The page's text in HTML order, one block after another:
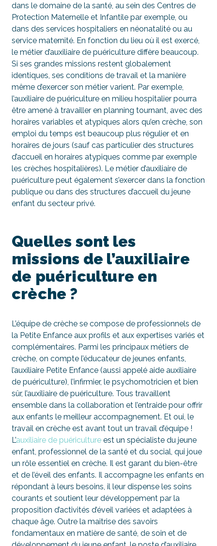
dans le domaine de la santé, au sein des Centres de
Protection Maternelle et Infantile par exemple, ou
dans des services hospitaliers en néonatalité ou au
service maternité. En fonction du lieu où il est exercé,
le métier d’auxiliaire de puériculture diffère beaucoup.
Si ses grandes missions restent globalement
identiques, ses conditions de travail et la manière
même d’exercer son métier varient. Par exemple,
l’auxiliaire de puériculture en milieu hospitalier pourra
être amené à travailler en planning tournant, avec des
horaires variables et atypiques alors qu’en crèche, son
emploi du temps est beaucoup plus régulier et en
horaires de jours (sauf cas particulier des structures
d’accueil en horaires atypiques comme par exemple
les crèches hospitalières). Le métier d’auxiliaire de
puériculture peut également s’exercer dans la fonction
publique ou dans des structures d’accueil du jeune
enfant du secteur privé.
Quelles sont les
missions de l’auxiliaire
de puériculture en
crèche ?
L’équipe de crèche se compose de professionnels de
la Petite Enfance aux profils et aux expertises variés et
complémentaires. Parmi les principaux métiers de
crèche, on compte l’éducateur de jeunes enfants,
l’auxiliaire Petite Enfance (aussi appelé aide auxiliaire
de puériculture), l’infirmier, le psychomotricien et bien
sûr, l’auxiliaire de puériculture. Tous travaillent
ensemble dans la collaboration et l’entraide pour offrir
aux enfants le meilleur accompagnement. Et oui, le
travail en crèche est avant tout un travail d’équipe !
L’auxiliaire de puériculture est un spécialiste du jeune
enfant, professionnel de la santé et du social, qui joue
un rôle essentiel en crèche. Il est garant du bien-être
et de l’éveil des enfants. Il accompagne les enfants en
répondant à leurs besoins, il leur dispense les soins
courants et soutient leur développement par la
proposition d’activités d’éveil variées et adaptées à
chaque âge. Outre la maitrise des savoirs
fondamentaux en matière de santé, de soin et de